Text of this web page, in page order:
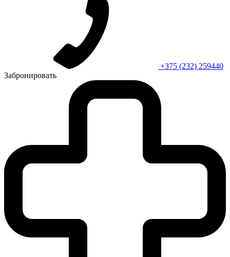
+375 (232) 259440
Забронировать